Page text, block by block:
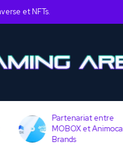
et NFTs.
Partenariat entre
MOBOX et Animoca
Brands